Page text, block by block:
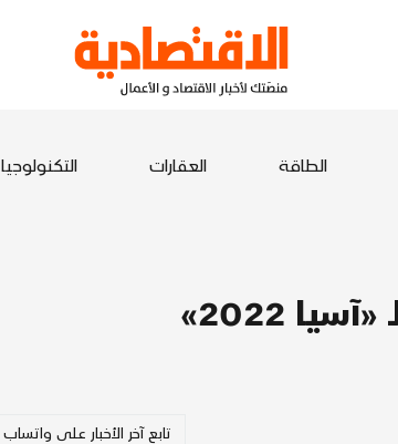
الطاقة العقارات التكنولوجيا
تابع آخر الأخبار على واتساب